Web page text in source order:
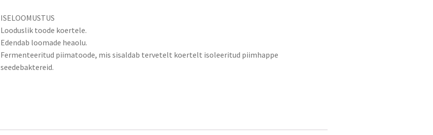
ISELOOMUSTUS
Looduslik toode koertele.
Edendab loomade heaolu.
Fermenteeritud piimatoode, mis sisaldab tervetelt koertelt isoleeritud piimhappe
seedebaktereid.